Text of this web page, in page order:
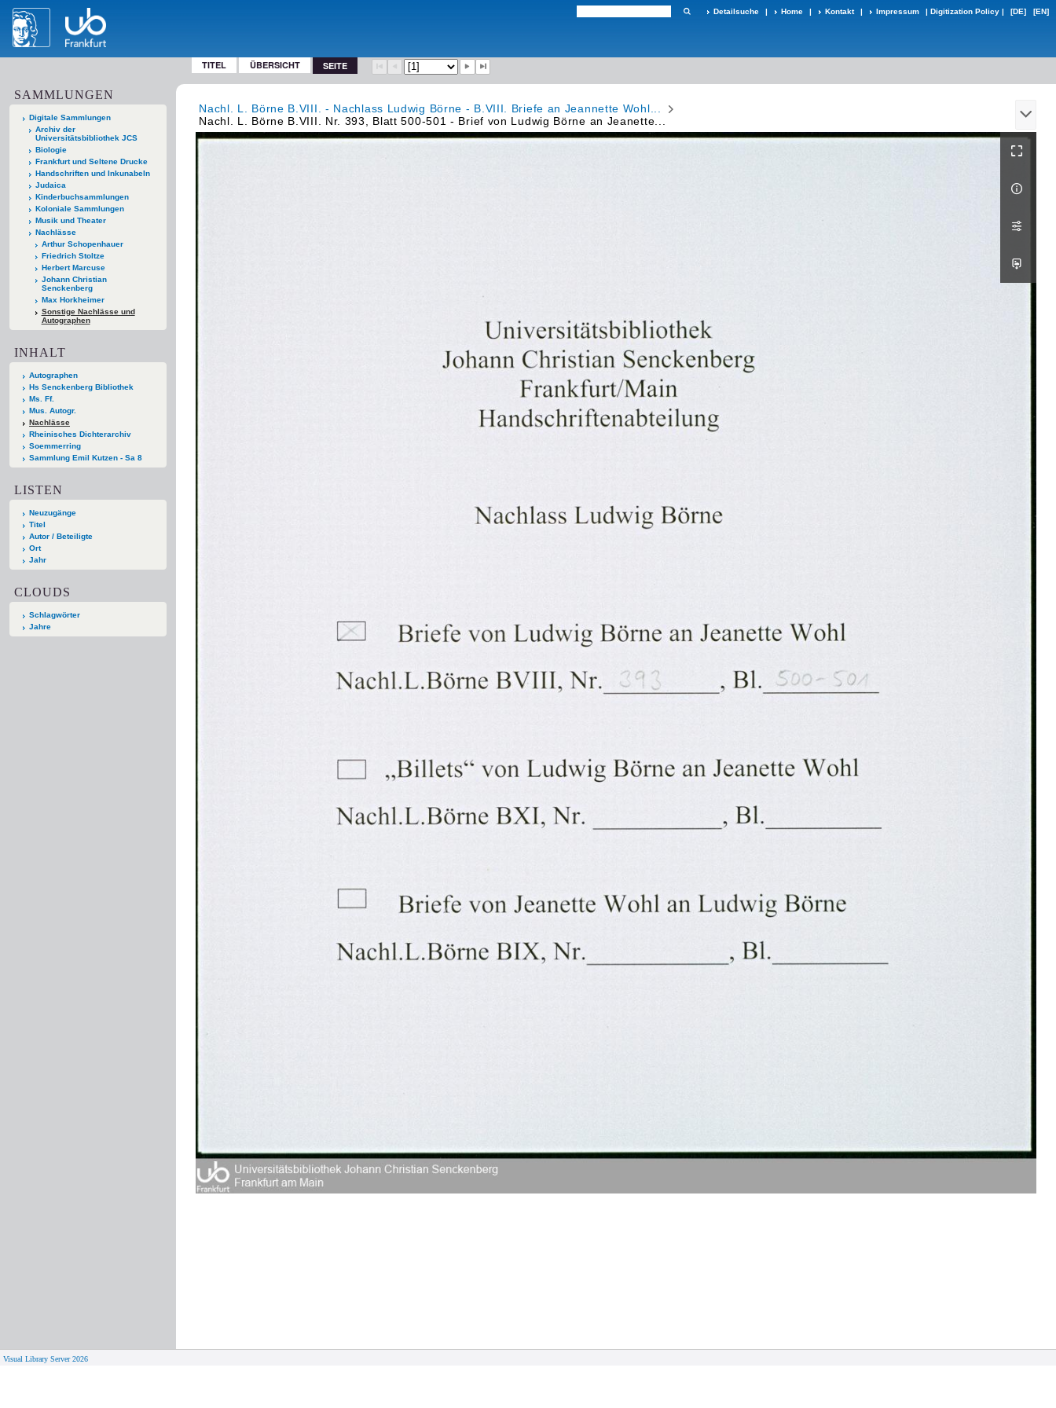
Detailsuche | Home | Kontakt | Impressum | Digitization Policy | [DE] [EN]
TITEL ÜBERSICHT SEITE
SAMMLUNGEN
Digitale Sammlungen
Archiv der
Universitätsbibliothek JCS
Biologie
Frankfurt und Seltene Drucke
Handschriften und Inkunabeln
Judaica
Kinderbuchsammlungen
Koloniale Sammlungen
Musik und Theater
Nachlässe
Arthur Schopenhauer
Friedrich Stoltze
Herbert Marcuse
Johann Christian
Senckenberg
Max Horkheimer
Sonstige Nachlässe und
Autographen
INHALT
Autographen
Hs Senckenberg Bibliothek
Ms. Ff.
Mus. Autogr.
Nachlässe
Rheinisches Dichterarchiv
Soemmerring
Sammlung Emil Kutzen - Sa 8
LISTEN
Neuzugänge
Titel
Autor / Beteiligte
Ort
Jahr
CLOUDS
Schlagwörter
Jahre
Nachl. L. Börne B.VIII. - Nachlass Ludwig Börne - B.VIII. Briefe an Jeannette Wohl...
Nachl. L. Börne B.VIII. Nr. 393, Blatt 500-501 - Brief von Ludwig Börne an Jeanette...
Visual Library Server 2026